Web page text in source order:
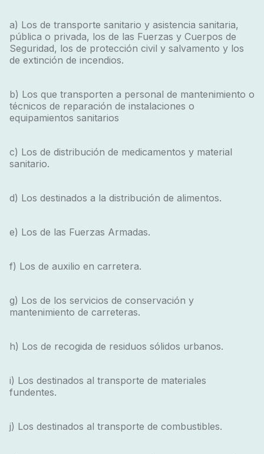
a) Los de transporte sanitario y asistencia sanitaria,
pública o privada, los de las Fuerzas y Cuerpos de
Seguridad, los de protección civil y salvamento y los
de extinción de incendios.
b) Los que transporten a personal de mantenimiento o
técnicos de reparación de instalaciones o
equipamientos sanitarios
c) Los de distribución de medicamentos y material
sanitario.
d) Los destinados a la distribución de alimentos.
e) Los de las Fuerzas Armadas.
f) Los de auxilio en carretera.
g) Los de los servicios de conservación y
mantenimiento de carreteras.
h) Los de recogida de residuos sólidos urbanos.
i) Los destinados al transporte de materiales
fundentes.
j) Los destinados al transporte de combustibles.